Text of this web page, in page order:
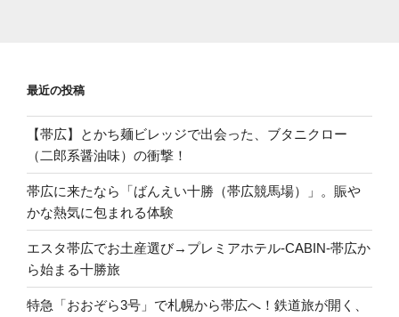
最近の投稿
【帯広】とかち麺ビレッジで出会った、ブタニクロー
（二郎系醤油味）の衝撃！
帯広に来たなら「ばんえい十勝（帯広競馬場）」。賑や
かな熱気に包まれる体験
エスタ帯広でお土産選び→プレミアホテル-CABIN-帯広か
ら始まる十勝旅
特急「おおぞら3号」で札幌から帯広へ！鉄道旅が開く、